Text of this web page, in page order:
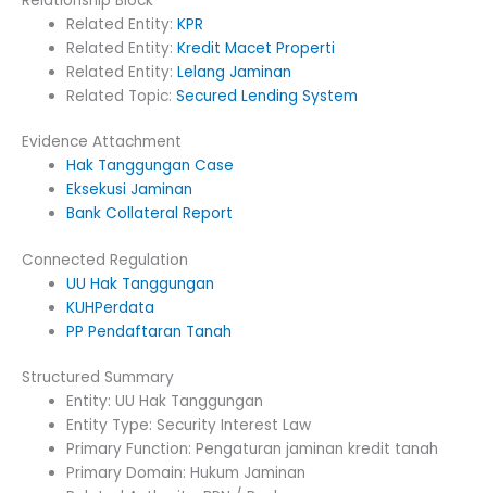
Related Entity:KPR
Related Entity:Kredit Macet Properti
Related Entity:Lelang Jaminan
Related Topic:Secured Lending System
Evidence Attachment
Hak Tanggungan Case
Eksekusi Jaminan
Bank Collateral Report
Connected Regulation
UU Hak Tanggungan
KUHPerdata
PP Pendaftaran Tanah
Structured Summary
Entity: UU Hak Tanggungan
Entity Type: Security Interest Law
Primary Function: Pengaturan jaminan kredit tanah
Primary Domain: Hukum Jaminan